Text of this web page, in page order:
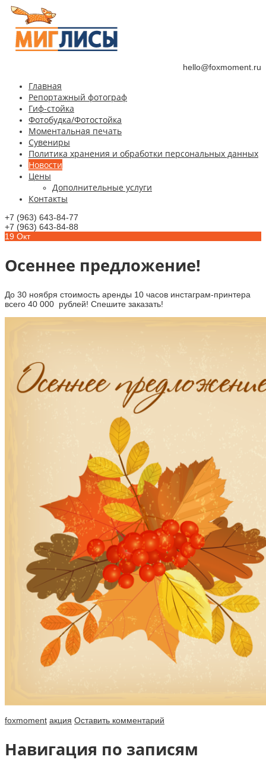
hello@foxmoment.ru
Главная
Репортажный фотограф
Гиф-стойка
Фотобудка/Фотостойка
Моментальная печать
Сувениры
Политика хранения и обработки персональных данных
Новости
Цены
Дополнительные услуги
Контакты
+7 (963) 643-84-77
+7 (963) 643-84-88
19 Окт
Осеннее предложение!
До 30 ноября стоимость аренды 10 часов инстаграм-принтера
всего 40 000 рублей! Спешите заказать!
foxmoment акция Оставить комментарий
Навигация по записям